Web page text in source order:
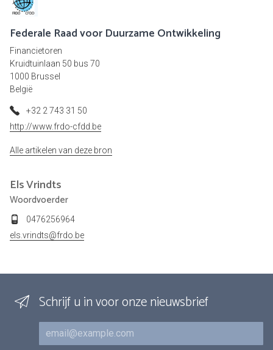
Federale Raad voor Duurzame Ontwikkeling
Financietoren
Kruidtuinlaan 50 bus 70
1000 Brussel
België
+32 2 743 31 50
http://www.frdo-cfdd.be
Alle artikelen van deze bron
ElsVrindts
Woordvoerder
0476256964
els.vrindts@frdo.be
Schrijf u in voor onze nieuwsbrief
E-mail